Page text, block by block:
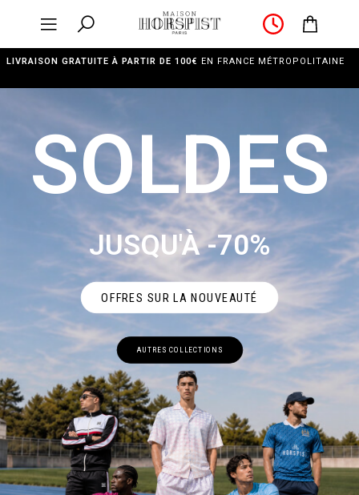
LIVRAISON GRATUITE À PARTIR DE 100€ EN FRANCE MÉTROPOLITAINE
SOLDES
JUSQU'À -70%
OFFRES SUR LA NOUVEAUTÉ
AUTRES COLLECTIONS